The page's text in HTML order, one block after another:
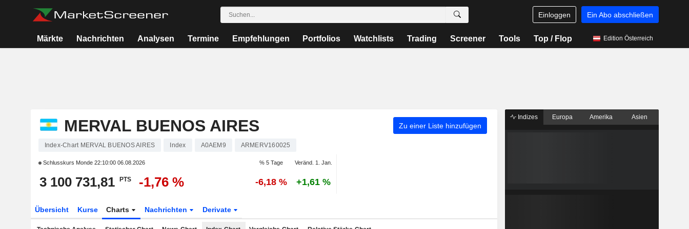
Einloggen Ein Abo abschließen
Märkte Nachrichten Analysen Termine Empfehlungen Portfolios Watchlists Trading Screener Tools Top / Flop Edition Österreich
MERVAL BUENOS AIRES Zu einer Liste hinzufügen
Index-Chart MERVAL BUENOS AIRES Index A0AEM9 ARMERV160025
Schlusskurs Monde 22:10:00 06.08.2026 % 5 Tage Veränd. 1. Jan.
3 100 731,81 PTS -1,76 % -6,18 % +1,61 %
Übersicht Kurse Charts Nachrichten Derivate
Indizes Europa Amerika Asien